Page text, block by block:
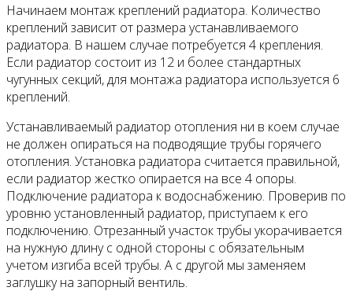
Начинаем монтаж креплений радиатора. Количество
креплений зависит от размера устанавливаемого
радиатора. В нашем случае потребуется 4 крепления.
Если радиатор состоит из 12 и более стандартных
чугунных секций, для монтажа радиатора используется 6
креплений.
Устанавливаемый радиатор отопления ни в коем случае
не должен опираться на подводящие трубы горячего
отопления. Установка радиатора считается правильной,
если радиатор жестко опирается на все 4 опоры.
Подключение радиатора к водоснабжению. Проверив по
уровню установленный радиатор, приступаем к его
подключению. Отрезанный участок трубы укорачивается
на нужную длину с одной стороны с обязательным
учетом изгиба всей трубы. А с другой мы заменяем
заглушку на запорный вентиль.